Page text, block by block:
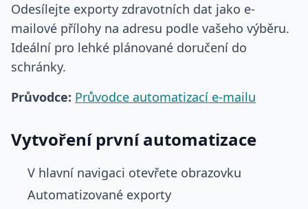
Odesílejte exporty zdravotních dat jako e-
mailové přílohy na adresu podle vašeho výběru.
Ideální pro lehké plánované doručení do
schránky.
Průvodce: Průvodce automatizací e-mailu
Vytvoření první automatizace
V hlavní navigaci otevřete obrazovku
Automatizované exporty